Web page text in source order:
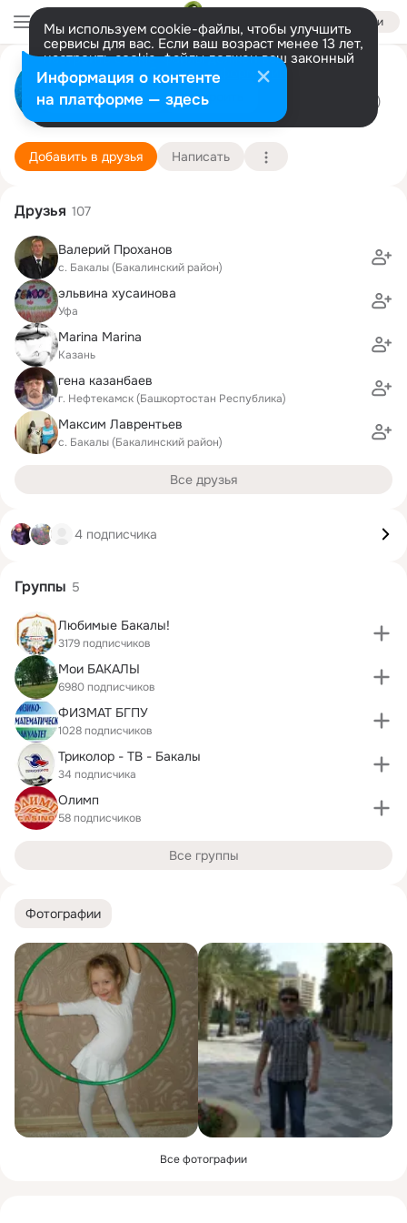
Войти
Мы используем cookie-файлы, чтобы улучшить
сервисы для вас. Если ваш возраст менее 13 лет,
настроить cookie-файлы должен ваш законный
представитель. Больше информации
Разрешить все Настроить
Андрей Семенин
Уфа.ICQ 460-263-219
30 ноября (43 года)
2 школа
Подробнее
Добавить в друзья Написать
Фотографии
Все фотографии
Друзья 107
Валерий Проханов
с. Бакалы (Бакалинский район)
эльвина хусаинова
Уфа
Marina Marina
Казань
гена казанбаев
г. Нефтекамск (Башкортостан Республика)
Максим Лаврентьев
с. Бакалы (Бакалинский район)
Все друзья
4 подписчика
Группы 5
Любимые Бакалы!
3179 подписчиков
Мои БАКАЛЫ
6980 подписчиков
ФИЗМАТ БГПУ
1028 подписчиков
Триколор - ТВ - Бакалы
34 подписчика
Олимп
58 подписчиков
Все группы
Информация о контенте
на платформе — здесь